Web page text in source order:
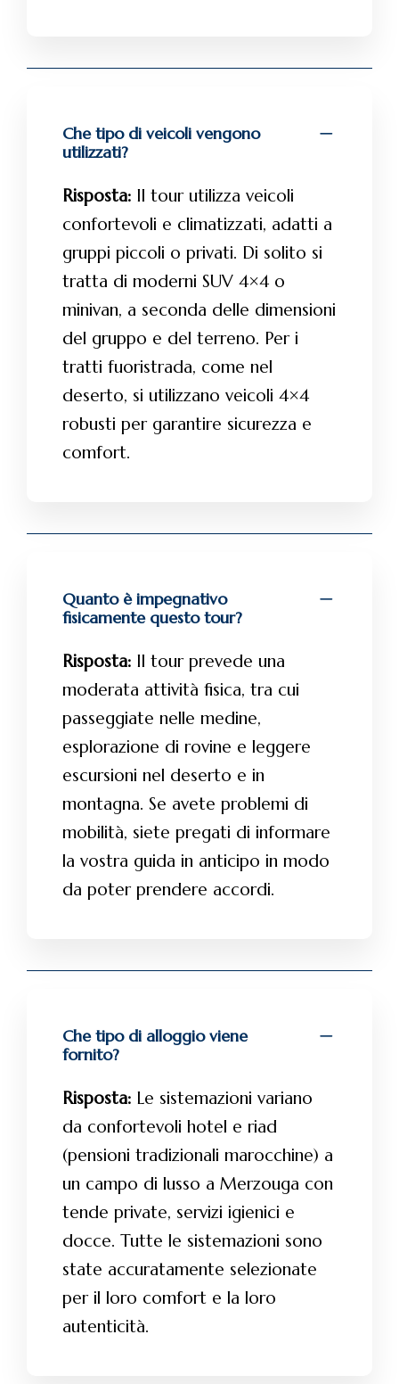
Che tipo di veicoli vengono
utilizzati?
Risposta: Il tour utilizza veicoli
confortevoli e climatizzati, adatti a
gruppi piccoli o privati. Di solito si
tratta di moderni SUV 4×4 o
minivan, a seconda delle dimensioni
del gruppo e del terreno. Per i
tratti fuoristrada, come nel
deserto, si utilizzano veicoli 4×4
robusti per garantire sicurezza e
comfort.
Quanto è impegnativo
fisicamente questo tour?
Risposta: Il tour prevede una
moderata attività fisica, tra cui
passeggiate nelle medine,
esplorazione di rovine e leggere
escursioni nel deserto e in
montagna. Se avete problemi di
mobilità, siete pregati di informare
la vostra guida in anticipo in modo
da poter prendere accordi.
Che tipo di alloggio viene
fornito?
Risposta: Le sistemazioni variano
da confortevoli hotel e riad
(pensioni tradizionali marocchine) a
un campo di lusso a Merzouga con
tende private, servizi igienici e
docce. Tutte le sistemazioni sono
state accuratamente selezionate
per il loro comfort e la loro
autenticità.